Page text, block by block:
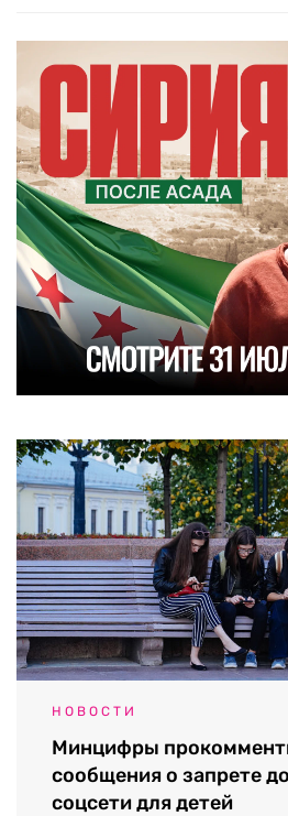
НОВОСТИ
Минцифры
сообщения о запрете
соцсети для детей